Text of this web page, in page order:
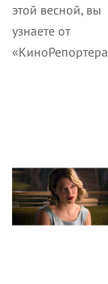
этой весной, вы
узнаете от